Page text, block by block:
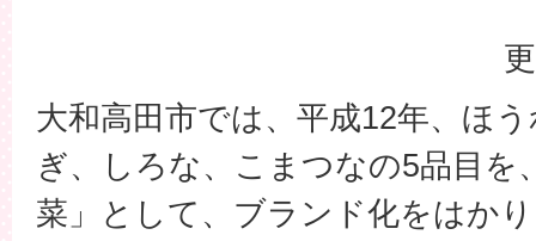
大和高田市では、平成12年、ほ
ぎ、しろな、こまつなの5品目を
菜」として、ブランド化をはか